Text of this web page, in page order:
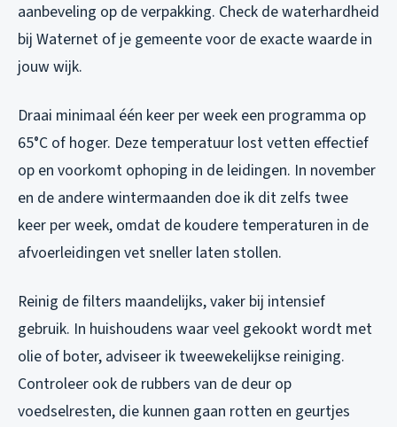
aanbeveling op de verpakking. Check de waterhardheid
bij Waternet of je gemeente voor de exacte waarde in
jouw wijk.
Draai minimaal één keer per week een programma op
65°C of hoger. Deze temperatuur lost vetten effectief
op en voorkomt ophoping in de leidingen. In november
en de andere wintermaanden doe ik dit zelfs twee
keer per week, omdat de koudere temperaturen in de
afvoerleidingen vet sneller laten stollen.
Reinig de filters maandelijks, vaker bij intensief
gebruik. In huishoudens waar veel gekookt wordt met
olie of boter, adviseer ik tweewekelijkse reiniging.
Controleer ook de rubbers van de deur op
voedselresten, die kunnen gaan rotten en geurtjes